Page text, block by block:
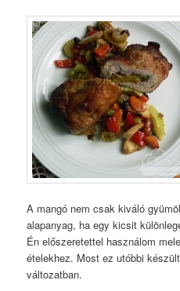
A mangó nem csak kiváló
alapanyag, ha egy kicsit
Én előszeretettel használom
ételekhez. Most ez utóbbi
változatban.